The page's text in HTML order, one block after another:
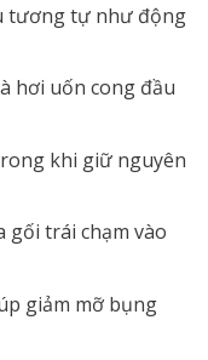
tương tự như động
hơi uốn cong đầu
khi giữ nguyên
gối trái chạm vào
giảm mỡ bụng